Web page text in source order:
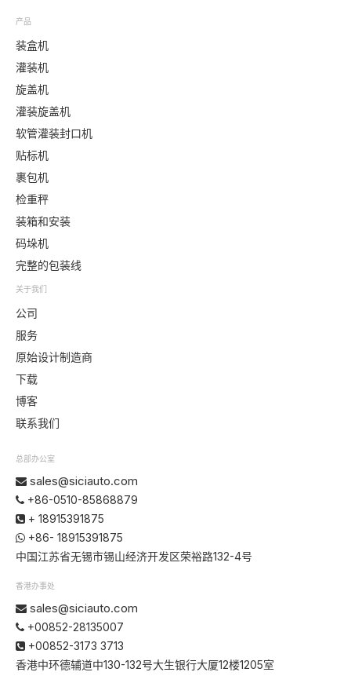
产品
装盒机
灌装机
旋盖机
灌装旋盖机
软管灌装封口机
贴标机
裹包机
检重秤
装箱和安装
码垛机
完整的包装线
关于我们
公司
服务
原始设计制造商
下载
博客
联系我们
总部办公室
 sales@siciauto.com
 +86-0510-85868879
 + 18915391875
 +86- 18915391875
中国江苏省无锡市锡山经济开发区荣裕路132-4号
香港办事处
 sales@siciauto.com
 +00852-28135007
 +00852-3173 3713
香港中环德辅道中130-132号大生银行大厦12楼1205室